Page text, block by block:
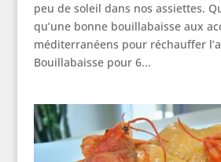
peu de soleil dans nos assiettes.
qu’une bonne bouillabaisse aux
méditerranéens pour réchauffer
Bouillabaisse pour 6...